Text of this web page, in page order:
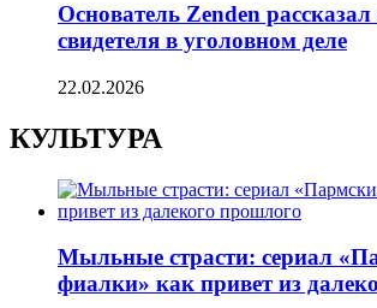
Основатель Zenden рассказал
свидетеля в уголовном деле
22.02.2026
КУЛЬТУРА
Мыльные страсти: сериал
фиалки» как привет из